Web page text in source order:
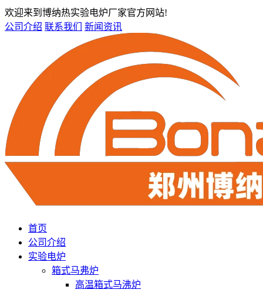
欢迎来到博纳热实验电炉厂家官方网站!
公司介绍 联系我们 新闻资讯
首页
公司介绍
实验电炉
箱式马弗炉
高温箱式马沸炉